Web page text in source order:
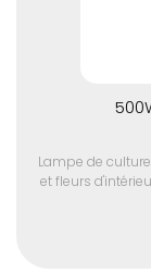
Lampe de
et fleurs